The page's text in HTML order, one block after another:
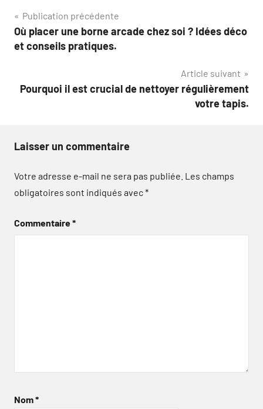
Navigation
de
Publication précédente
Où placer une borne arcade chez soi ? Idées déco
et conseils pratiques.
Article suivant
Pourquoi il est crucial de nettoyer régulièrement
votre tapis.
Laisser un commentaire
Votre adresse e-mail ne sera pas publiée. Les champs
obligatoires sont indiqués avec*
Commentaire*
Nom*